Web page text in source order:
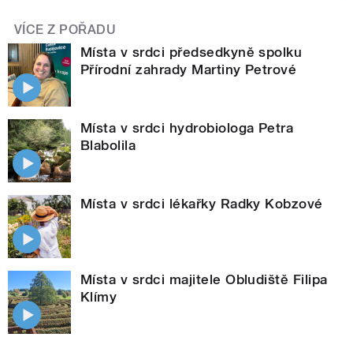
VÍCE Z POŘADU
Místa v srdci předsedkyně spolku
Přírodní zahrady Martiny Petrové
Místa v srdci hydrobiologa Petra
Blabolila
Místa v srdci lékařky Radky Kobzové
Místa v srdci majitele Obludiště Filipa
Klímy